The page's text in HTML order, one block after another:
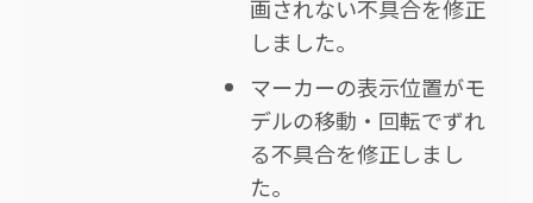
画されない不具合を修正
しました。
マーカーの表示位置がモ
デルの移動・回転でずれ
る不具合を修正しまし
た。